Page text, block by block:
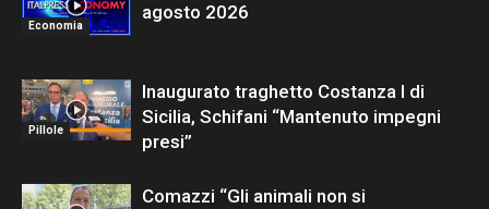
Economia
agosto 2026
Pillole
Inaugurato traghetto Costanza I di
Sicilia, Schifani “Mantenuto impegni
presi”
Comazzi “Gli animali non si